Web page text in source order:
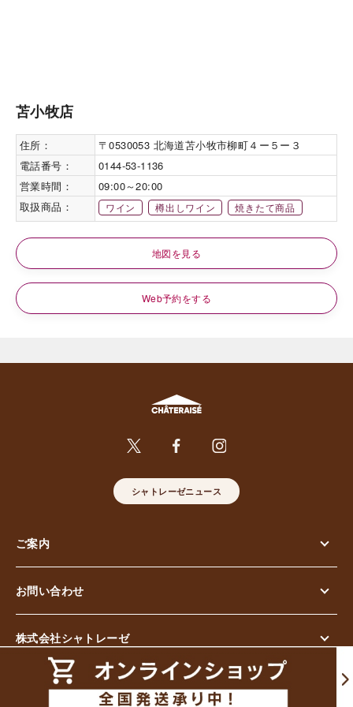
苫小牧店
住所：
〒0530053 北海道苫小牧市柳町４ー５ー３
電話番号：
0144-53-1136
営業時間：
09:00～20:00
取扱商品：
ワイン 樽出しワイン 焼きたて商品
地図を見る
Web予約をする
シャトレーゼニュース
ご案内
お問い合わせ
株式会社シャトレーゼ
© Chateraise Co.,Ltd. All Rights Reserved.